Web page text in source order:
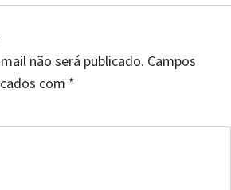
não será publicado. Campos
com *